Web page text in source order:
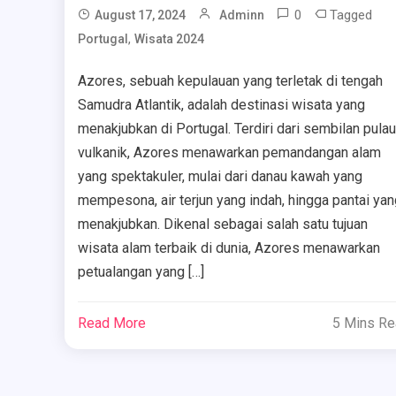
August 17, 2024 Adminn 0 Tagged
Portugal , Wisata 2024
Azores, sebuah kepulauan yang terletak di tengah
Samudra Atlantik, adalah destinasi wisata yang
menakjubkan di Portugal. Terdiri dari sembilan pulau
vulkanik, Azores menawarkan pemandangan alam
yang spektakuler, mulai dari danau kawah yang
mempesona, air terjun yang indah, hingga pantai
menakjubkan. Dikenal sebagai salah satu tujuan
wisata alam terbaik di dunia, Azores menawarkan
petualangan yang […]
Read More 5 Mins